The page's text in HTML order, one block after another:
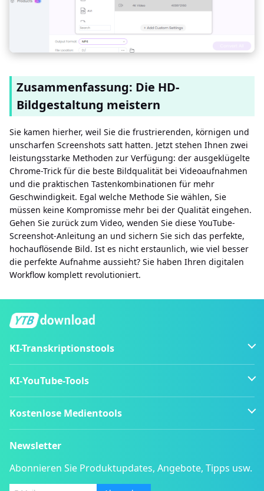
Zusammenfassung: Die HD-
Bildgestaltung meistern
Sie kamen hierher, weil Sie die frustrierenden, körnigen und
unscharfen Screenshots satt hatten. Jetzt stehen Ihnen zwei
leistungsstarke Methoden zur Verfügung: der ausgeklügelte
Chrome-Trick für die beste Bildqualität bei Videoaufnahmen
und die praktischen Tastenkombinationen für mehr
Geschwindigkeit. Egal welche Methode Sie wählen, Sie
müssen keine Kompromisse mehr bei der Qualität eingehen.
Gehen Sie zurück zum Video, wenden Sie diese YouTube-
Screenshot-Anleitung an und sichern Sie sich das perfekte,
hochauflösende Bild. Ist es nicht erstaunlich, wie viel besser
die perfekte Aufnahme aussieht? Sie haben Ihren digitalen
Workflow komplett revolutioniert.
KI-Transkriptionstools
KI-YouTube-Tools
Kostenlose Medientools
Newsletter
Abonnieren Sie Produktupdates, Angebote, Tipps usw.